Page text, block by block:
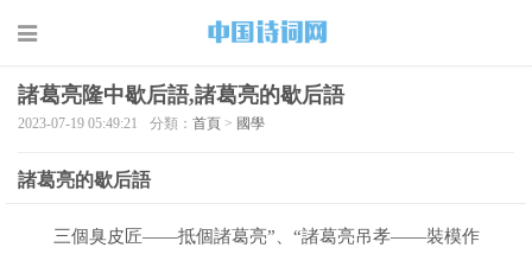
諸葛亮隆中歇后語,諸葛亮的歇后語
2023-07-19 05:49:21 分類： 首頁 > 國學
諸葛亮的歇后語
三個臭皮匠——抵個諸葛亮”、“諸葛亮吊孝——裝模作